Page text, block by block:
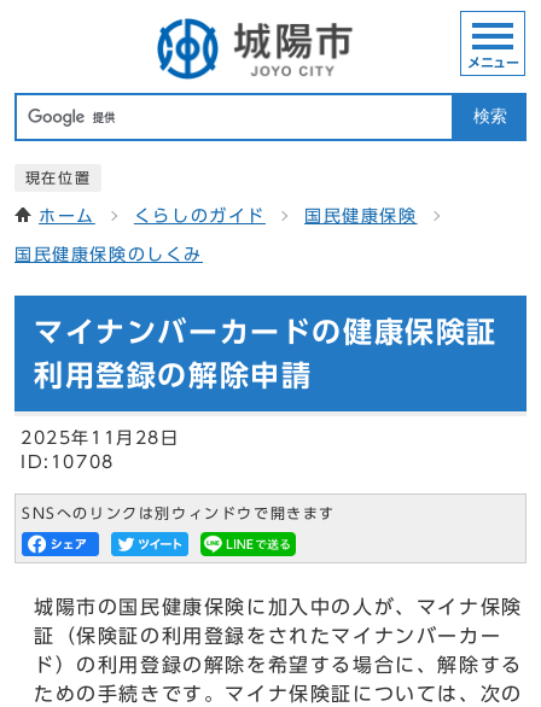
検索
メニュー
現在位置
ホーム くらしのガイド 国民健康保険
国民健康保険のしくみ
マイナンバーカードの健康保険証
利用登録の解除申請
2025年11月28日
ID:10708
SNSへのリンクは別ウィンドウで開きます
城陽市の国民健康保険に加入中の人が、マイナ保険
証（保険証の利用登録をされたマイナンバーカー
ド）の利用登録の解除を希望する場合に、解除する
ための手続きです。マイナ保険証については、次の